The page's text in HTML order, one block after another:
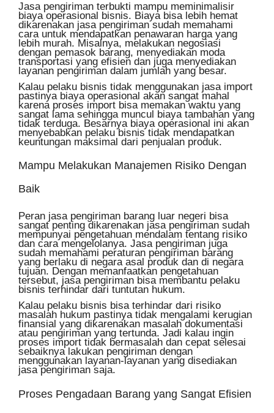
Jasa pengiriman terbukti mampu meminimalisir
biaya operasional bisnis. Biaya bisa lebih hemat
dikarenakan jasa pengiriman sudah memahami
cara untuk mendapatkan penawaran harga yang
lebih murah. Misalnya, melakukan negosiasi
dengan pemasok barang, menyediakan moda
transportasi yang efisien dan juga menyediakan
layanan pengiriman dalam jumlah yang besar.
Kalau pelaku bisnis tidak menggunakan jasa import
pastinya biaya operasional akan sangat mahal
karena proses import bisa memakan waktu yang
sangat lama sehingga muncul biaya tambahan yang
tidak terduga. Besarnya biaya operasional ini akan
menyebabkan pelaku bisnis tidak mendapatkan
keuntungan maksimal dari penjualan produk.
Mampu Melakukan Manajemen Risiko Dengan
Baik
Peran jasa pengiriman barang luar negeri bisa
sangat penting dikarenakan jasa pengiriman sudah
mempunyai pengetahuan mendalam tentang risiko
dan cara mengelolanya. Jasa pengiriman juga
sudah memahami peraturan pengiriman barang
yang berlaku di negara asal produk dan di negara
tujuan. Dengan memanfaatkan pengetahuan
tersebut, jasa pengiriman bisa membantu pelaku
bisnis terhindar dari tuntutan hukum.
Kalau pelaku bisnis bisa terhindar dari risiko
masalah hukum pastinya tidak mengalami kerugian
finansial yang dikarenakan masalah dokumentasi
atau pengiriman yang tertunda. Jadi kalau ingin
proses import tidak bermasalah dan cepat selesai
sebaiknya lakukan pengiriman dengan
menggunakan layanan-layanan yang disediakan
jasa pengiriman saja.
Proses Pengadaan Barang yang Sangat Efisien